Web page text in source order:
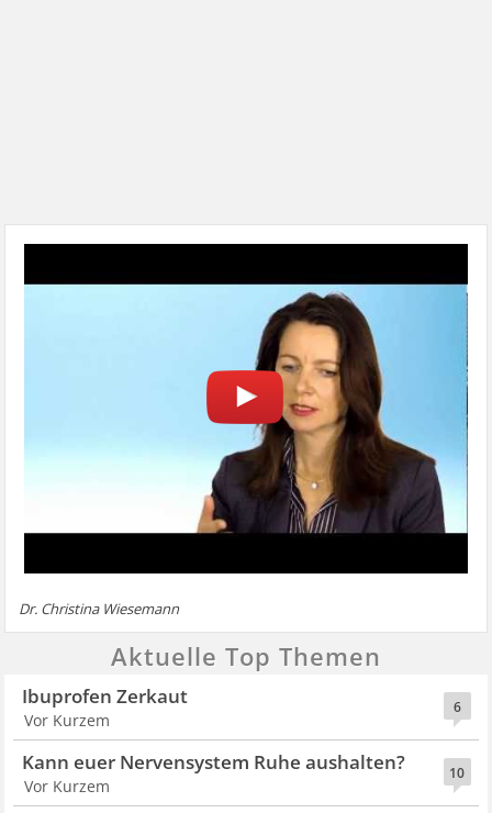
Dr. Christina Wiesemann
Aktuelle Top Themen
6
Ibuprofen Zerkaut
Vor Kurzem
10
Kann euer Nervensystem Ruhe aushalten?
Vor Kurzem